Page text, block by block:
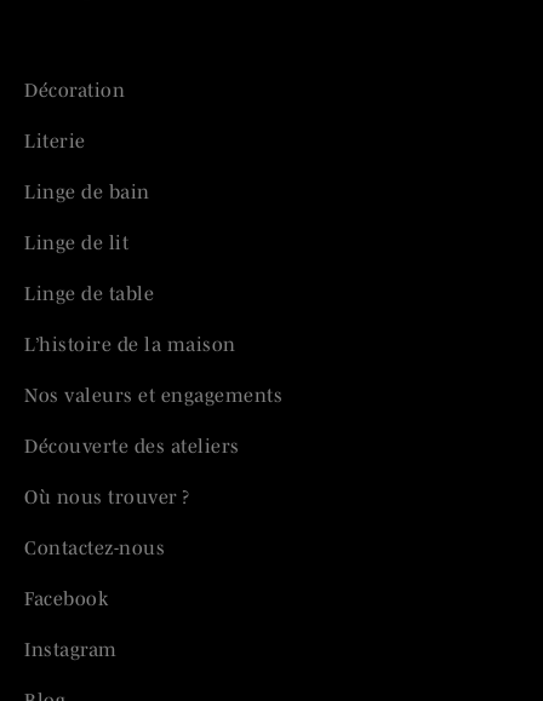
Décoration
Literie
Linge de bain
Linge de lit
Linge de table
L’histoire de la maison
Nos valeurs et engagements
Découverte des ateliers
Où nous trouver ?
Contactez-nous
Facebook
Instagram